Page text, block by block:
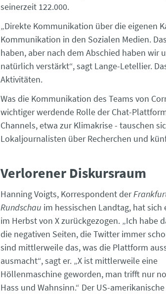
seinerzeit 122.000.
„Direkte Kommunikation über die eigenen
Kommunikation in den Sozialen Medien.
haben, aber nach dem Abschied haben wir
natürlich verstärkt“, sagt Lange-Letellier.
Aktivitäten.
Was die Kommunikation des Teams von
wichtiger werdende Rolle der Chat-
Channels, etwa zur Klimakrise - tauschen
Lokaljournalisten über Recherchen und
Verlorener Diskursraum
Hanning Voigts, Korrespondent der
Rundschau im hessischen Landtag, hat sich
im Herbst von X zurückgezogen. „Ich habe
die negativen Seiten, die Twitter immer
sind mittlerweile das, was die Plattform
ausmacht“, sagt er. „X ist mittlerweile eine
Höllenmaschine geworden, man trifft nur
Hass und Wahnsinn.“ Der US-amerikanische